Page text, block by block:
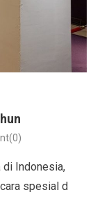
di Indonesia,
spesial d